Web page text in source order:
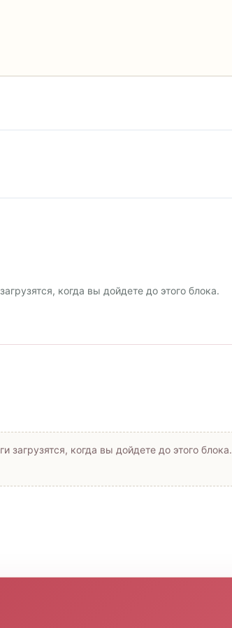
когда вы дойдете до этого блока.
загрузятся, когда вы дойдете до этого блока.